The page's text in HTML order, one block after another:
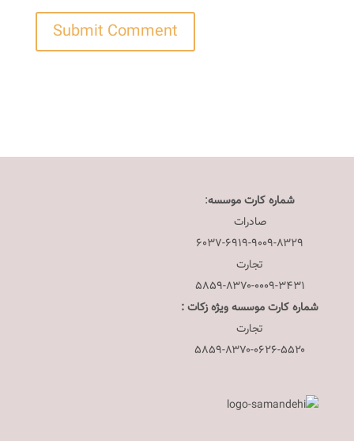
شماره کارت موسسه:
صادرات
۶۰۳۷-۶۹۱۹-۹۰۰۹-۸۳۲۹
تجارت
۵۸۵۹-۸۳۷۰-۰۰۰۹-۳۴۳۱
شماره کارت موسسه ویژه زکات :
تجارت
۵۸۵۹-۸۳۷۰-۰۶۲۶-۵۵۲۰